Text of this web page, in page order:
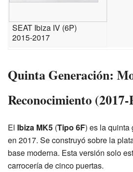
SEAT Ibiza IV (6P)
2015-2017
Quinta Generación:
Reconocimiento (2017-
El Ibiza MK5 (Tipo 6F) es la quinta
en 2017. Se construyó sobre la
base moderna. Esta versión solo
carrocería de cinco puertas.